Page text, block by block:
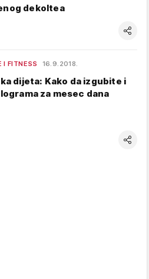
dekoltea
I FITNESS 16.9.2018.
dijeta: Kako da izgubite i
za mesec dana